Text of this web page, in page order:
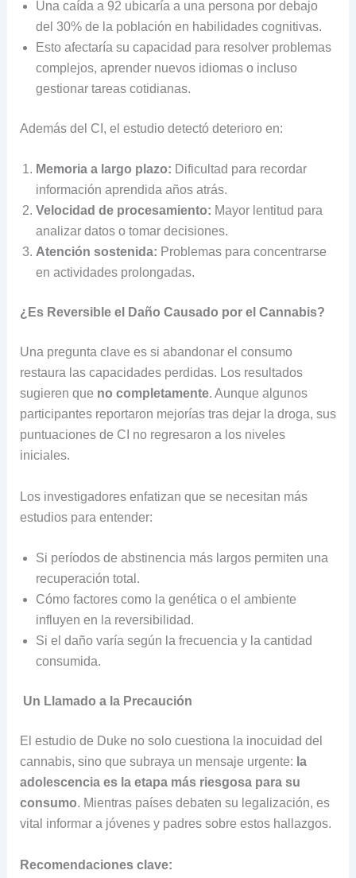
Una caída a 92 ubicaría a una persona por debajo
del 30% de la población en habilidades cognitivas.
Esto afectaría su capacidad para resolver problemas
complejos, aprender nuevos idiomas o incluso
gestionar tareas cotidianas.
Además del CI, el estudio detectó deterioro en:
Memoria a largo plazo: Dificultad para recordar
información aprendida años atrás.
Velocidad de procesamiento: Mayor lentitud para
analizar datos o tomar decisiones.
Atención sostenida: Problemas para concentrarse
en actividades prolongadas.
¿Es Reversible el Daño Causado por el Cannabis?
Una pregunta clave es si abandonar el consumo
restaura las capacidades perdidas. Los resultados
sugieren que no completamente. Aunque algunos
participantes reportaron mejorías tras dejar la droga, sus
puntuaciones de CI no regresaron a los niveles
iniciales.
Los investigadores enfatizan que se necesitan más
estudios para entender:
Si períodos de abstinencia más largos permiten una
recuperación total.
Cómo factores como la genética o el ambiente
influyen en la reversibilidad.
Si el daño varía según la frecuencia y la cantidad
consumida.
Un Llamado a la Precaución
El estudio de Duke no solo cuestiona la inocuidad del
cannabis, sino que subraya un mensaje urgente: la
adolescencia es la etapa más riesgosa para su
consumo. Mientras países debaten su legalización, es
vital informar a jóvenes y padres sobre estos hallazgos.
Recomendaciones clave: